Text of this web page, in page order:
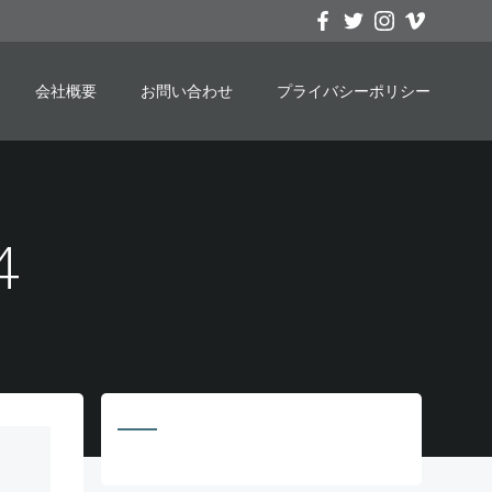
会社概要 お問い合わせ プライバシーポリシー